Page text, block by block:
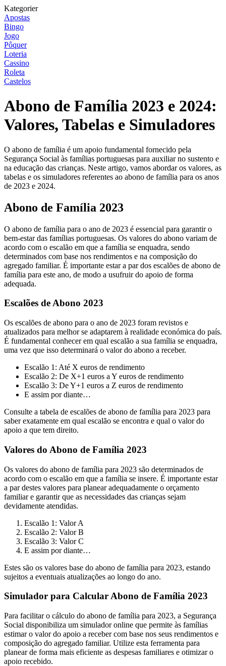
Kategorier
Apostas
Bingo
Jogo
Pôquer
Loteria
Cassino
Roleta
Castelos
Abono de Família 2023 e 2024:
Valores, Tabelas e Simuladores
O abono de família é um apoio fundamental fornecido pela
Segurança Social às famílias portuguesas para auxiliar no sustento e
na educação das crianças. Neste artigo, vamos abordar os valores, as
tabelas e os simuladores referentes ao abono de família para os anos
de 2023 e 2024.
Abono de Família 2023
O abono de família para o ano de 2023 é essencial para garantir o
bem-estar das famílias portuguesas. Os valores do abono variam de
acordo com o escalão em que a família se enquadra, sendo
determinados com base nos rendimentos e na composição do
agregado familiar. É importante estar a par dos escalões de abono de
família para este ano, de modo a usufruir do apoio de forma
adequada.
Escalões de Abono 2023
Os escalões de abono para o ano de 2023 foram revistos e
atualizados para melhor se adaptarem à realidade económica do país.
É fundamental conhecer em qual escalão a sua família se enquadra,
uma vez que isso determinará o valor do abono a receber.
Escalão 1: Até X euros de rendimento
Escalão 2: De X+1 euros a Y euros de rendimento
Escalão 3: De Y+1 euros a Z euros de rendimento
E assim por diante…
Consulte a tabela de escalões de abono de família para 2023 para
saber exatamente em qual escalão se encontra e qual o valor do
apoio a que tem direito.
Valores do Abono de Família 2023
Os valores do abono de família para 2023 são determinados de
acordo com o escalão em que a família se insere. É importante estar
a par destes valores para planear adequadamente o orçamento
familiar e garantir que as necessidades das crianças sejam
devidamente atendidas.
Escalão 1: Valor A
Escalão 2: Valor B
Escalão 3: Valor C
E assim por diante…
Estes são os valores base do abono de família para 2023, estando
sujeitos a eventuais atualizações ao longo do ano.
Simulador para Calcular Abono de Família 2023
Para facilitar o cálculo do abono de família para 2023, a Segurança
Social disponibiliza um simulador online que permite às famílias
estimar o valor do apoio a receber com base nos seus rendimentos e
composição do agregado familiar. Utilize esta ferramenta para
planear de forma mais eficiente as despesas familiares e otimizar o
apoio recebido.